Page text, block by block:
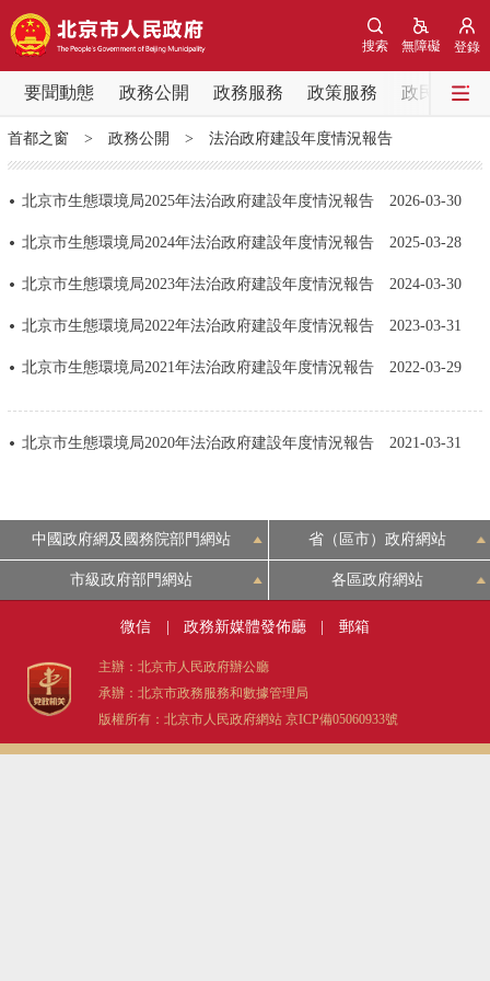
登錄
無障礙
搜索
要聞動態 政務公開 政務服務 政策服務 政民互動
要聞動態
黨中央精神 國務院資訊 中央部委動態
北京要聞 會議資訊 部門動態
各區熱點
政務公開
政策兌現 政策解讀 回應關切
決策公開 專題公開
政務服務
個人服務 法人服務 部門服務
便民服務 利企服務
仲介服務 陽光政務
首都之窗> 政務公開 > 法治政府建設年度情況報告
北京市生態環境局2025年法治政府建設年度情況報告 2026-03-30
北京市生態環境局2024年法治政府建設年度情況報告 2025-03-28
北京市生態環境局2023年法治政府建設年度情況報告 2024-03-30
北京市生態環境局2022年法治政府建設年度情況報告 2023-03-31
北京市生態環境局2021年法治政府建設年度情況報告 2022-03-29
北京市生態環境局2020年法治政府建設年度情況報告 2021-03-31
中國政府網及國務院部門網站 省（區市）政府網站
市級政府部門網站 各區政府網站
微信 政務新媒體發佈廳 郵箱
主辦：北京市人民政府辦公廳
承辦：北京市政務服務和數據管理局
版權所有：北京市人民政府網站 京ICP備05060933號